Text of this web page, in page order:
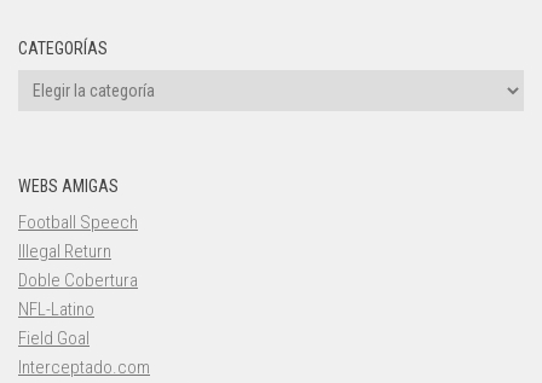
CATEGORÍAS
Categorías
WEBS AMIGAS
Football Speech
Illegal Return
Doble Cobertura
NFL-Latino
Field Goal
Interceptado.com